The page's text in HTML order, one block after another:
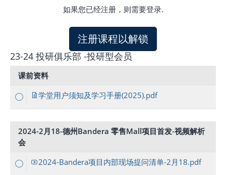
如果您已经注册，则需要登录.
注册课程以解锁
23-24 投研俱乐部 -投研型会员
课前资料
学堂用户须知及学习手册(2025).pdf
2024-2月18-德州Bandera 零售Mall项目首发-视频解析
会
2024-Bandera项目内部现场提问清单-2月18.pdf